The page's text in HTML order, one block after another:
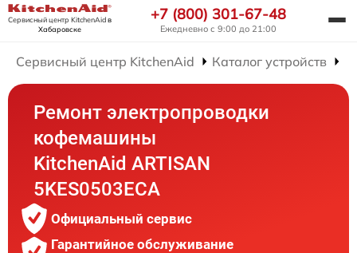
Сервисный центр KitchenAidв
Хабаровске
+7 (800) 301-67-48
Ежедневно с 9:00 до 21:00
Сервисный центр KitchenAid Каталог устройств
Ремонт электропроводки
кофемашины
KitchenAid ARTISAN
5KES0503ECA
Официальный сервис
Гарантийное обслуживание